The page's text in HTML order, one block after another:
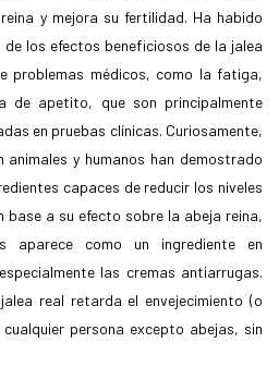
y mejora su fertilidad. Ha habido
de los efectos beneficiosos de la jalea
problemas médicos, como la fatiga,
de apetito, que son principalmente
en pruebas clínicas. Curiosamente,
y humanos han demostrado
capaces de reducir los niveles
base a su efecto sobre la abeja reina,
aparece como un ingrediente en
las cremas antiarrugas.
real retarda el envejecimiento (o
persona excepto abejas, sin